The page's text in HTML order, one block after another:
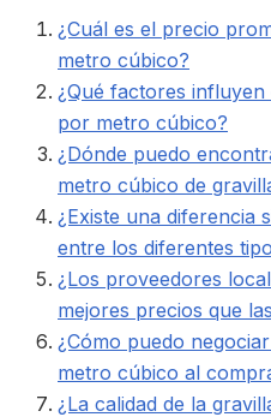
¿Cuál es el precio
metro cúbico?
¿Qué factores
por metro cúbico?
¿Dónde puedo
metro cúbico de
¿Existe una diferencia
entre los diferentes
¿Los proveedores
mejores precios que
¿Cómo puedo
metro cúbico al
¿La calidad de la